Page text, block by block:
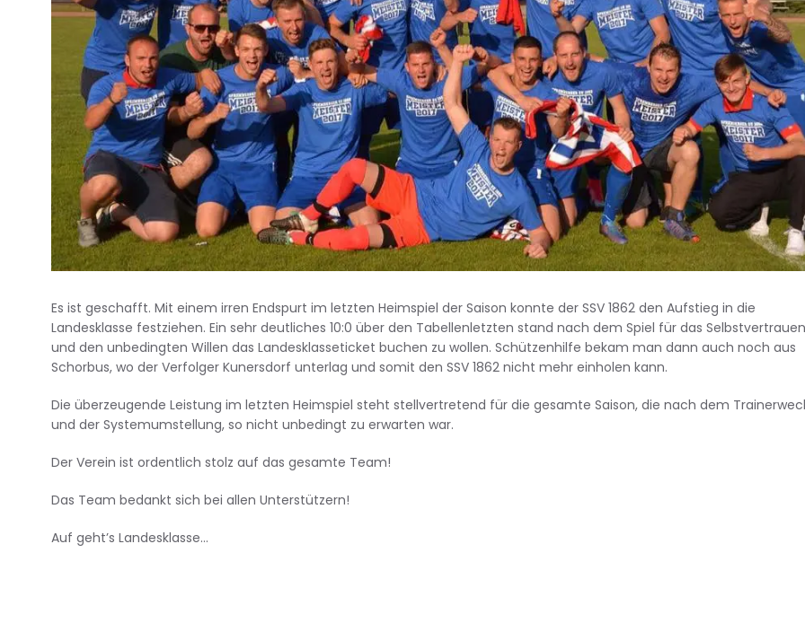
Es ist geschafft. Mit einem irren Endspurt im letzten Heimspiel der Saison konnte der SSV 1862 den Aufstieg in die
Landesklasse festziehen. Ein sehr deutliches 10:0 über den Tabellenletzten stand nach dem Spiel für das Selbstvertrauen
und den unbedingten Willen das Landesklasseticket buchen zu wollen. Schützenhilfe bekam man dann auch noch aus
Schorbus, wo der Verfolger Kunersdorf unterlag und somit den SSV 1862 nicht mehr einholen kann.
Die überzeugende Leistung im letzten Heimspiel steht stellvertretend für die gesamte Saison, die nach dem
und der Systemumstellung, so nicht unbedingt zu erwarten war.
Der Verein ist ordentlich stolz auf das gesamte Team!
Das Team bedankt sich bei allen Unterstützern!
Auf geht’s Landesklasse…